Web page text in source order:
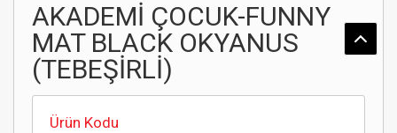
AKADEMİ ÇOCUK-FUNNY
MAT BLACK OKYANUS
(TEBEŞİRLİ)
Ürün Kodu